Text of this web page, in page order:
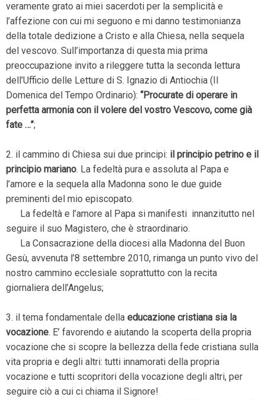
veramente grato ai miei sacerdoti per la semplicità e
l’affezione con cui mi seguono e mi danno testimonianza
della totale dedizione a Cristo e alla Chiesa, nella sequela
del vescovo. Sull’importanza di questa mia prima
preoccupazione invito a rileggere tutta la seconda lettura
dell’Ufficio delle Letture di S. Ignazio di Antiochia (II
Domenica del Tempo Ordinario): “Procurate di operare in
perfetta armonia con il volere del vostro Vescovo, come già
fate …”;
2. il cammino di Chiesa sui due principi: il principio petrino e il
principio mariano. La fedeltà pura e assoluta al Papa e
l’amore e la sequela alla Madonna sono le due guide
preminenti del mio episcopato.
La fedeltà e l’amore al Papa si manifesti innanzitutto nel
seguire il suo Magistero, che è straordinario.
La Consacrazione della diocesi alla Madonna del Buon
Gesù, avvenuta l’8 settembre 2010, rimanga un punto vivo del
nostro cammino ecclesiale soprattutto con la recita
giornaliera dell’Angelus;
3. il tema fondamentale della educazione cristiana sia la
vocazione. E’ favorendo e aiutando la scoperta della propria
vocazione che si scopre la bellezza della fede cristiana sulla
vita propria e degli altri: tutti innamorati della propria
vocazione e tutti scopritori della vocazione degli altri, per
seguire ciò a cui ci chiama il Signore!